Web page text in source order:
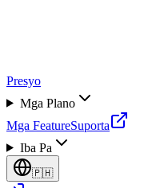
Presyo
Mga Plano
Mga FeatureSuporta
Iba Pa
🇵🇭